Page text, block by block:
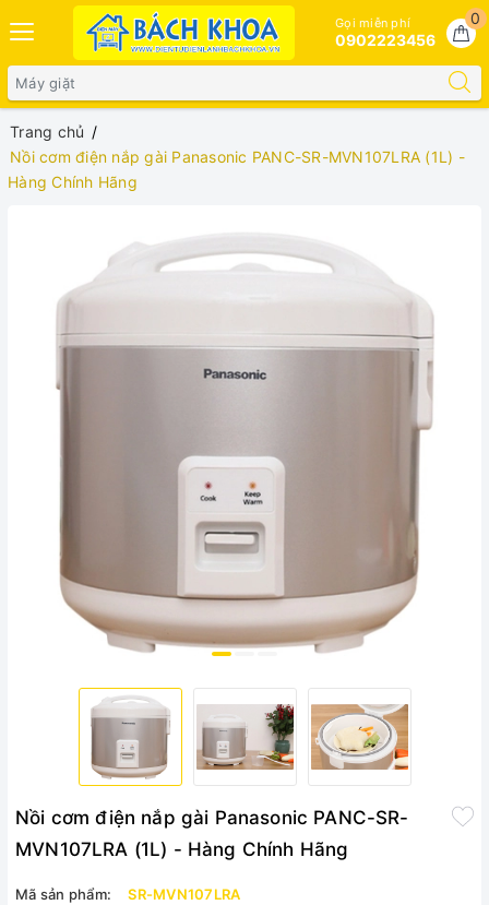
0
Gọi miễn phí
0902223456
Trang chủ
Nồi cơm điện nắp gài Panasonic PANC-SR-MVN107LRA (1L) -
Hàng Chính Hãng
Nồi cơm điện nắp gài Panasonic PANC-SR-
MVN107LRA (1L) - Hàng Chính Hãng
Mã sản phẩm:
SR-MVN107LRA